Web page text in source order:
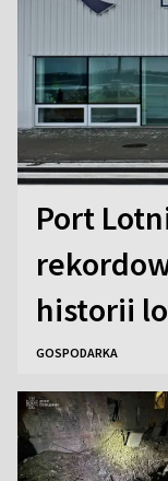
Port
historii
GOSPODARKA